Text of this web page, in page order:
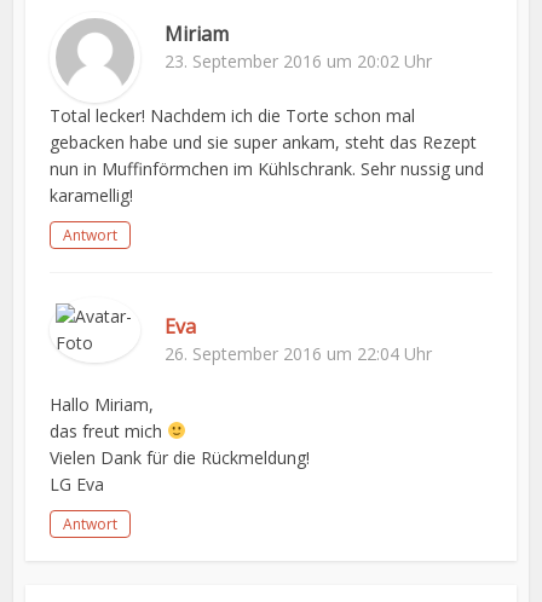
Miriam
23. September 2016 um 20:02 Uhr
Total lecker! Nachdem ich die Torte schon mal
gebacken habe und sie super ankam, steht das Rezept
nun in Muffinförmchen im Kühlschrank. Sehr nussig und
karamellig!
Antwort
Eva
26. September 2016 um 22:04 Uhr
Hallo Miriam,
das freut mich
Vielen Dank für die Rückmeldung!
LG Eva
Antwort